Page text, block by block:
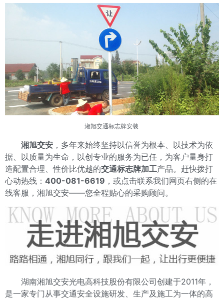
湘旭交通标志牌安装
湘旭交安 ，多年来始终坚持以信誉为根本、以技术为依
据、以质量为生命，以创专业的服务为已任，为客户量身打
造配置合理、性价比优越的交通标志牌加工产品。赶快拨打
心动热线： 400-081-6619 ，或点击联系我们网页右侧的在
线客服，湘旭交安——您全程贴心的采购顾问。
湖南湘旭交安光电高科技股份有限公司创建于2011年，
是一家专门从事交通安全设施研发、生产及施工为一体的高